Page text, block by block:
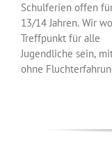
Schulferien offen
13/14 Jahren. Wir
Treffpunkt für alle
Jugendliche sein,
ohne